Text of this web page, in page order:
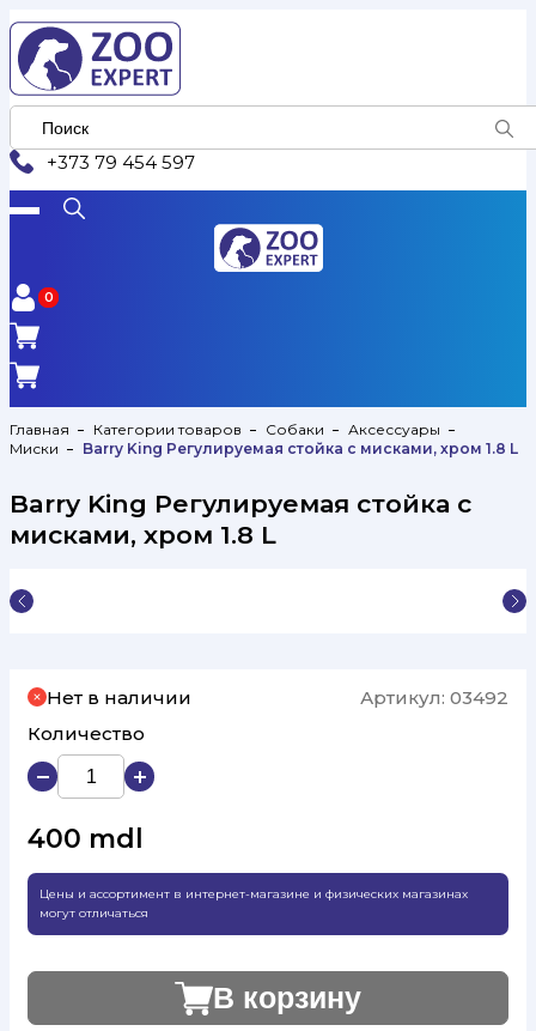
+373 79 454 597
0
0
Главная Категории товаров Собаки
Аксессуары
Миски
Barry King Регулируемая стойка с мисками, хром 1.8 L
Barry King Регулируемая стойка с
мисками, хром 1.8 L
Нет в наличии Артикул: 03492
Количество
400 mdl
Цены и ассортимент в интернет-магазине и физических магазинах
могут отличаться
В корзину